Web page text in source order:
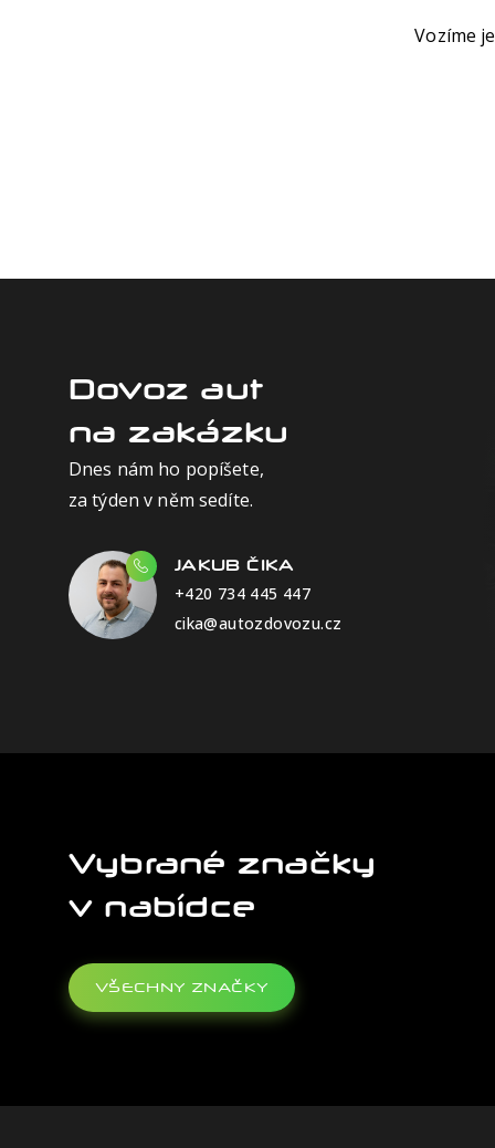
Vozíme
Dovoz aut
na zakázku
Dnes nám ho popíšete,
za týden v něm sedíte.
JAKUB ČIKA
+420 734 445 447
cika@autozdovozu.cz
Vybrané značky
v nabídce
VŠECHNY ZNAČKY